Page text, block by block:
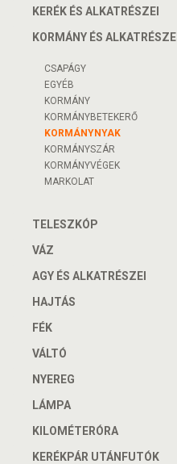
KERÉK ÉS ALKATRÉSZEI
KORMÁNY ÉS ALKATRÉSZEI
CSAPÁGY
EGYÉB
KORMÁNY
KORMÁNYBETEKERŐ
KORMÁNYNYAK
KORMÁNYSZÁR
KORMÁNYVÉGEK
MARKOLAT
TELESZKÓP
VÁZ
AGY ÉS ALKATRÉSZEI
HAJTÁS
FÉK
VÁLTÓ
NYEREG
LÁMPA
KILOMÉTERÓRA
KERÉKPÁR UTÁNFUTÓK